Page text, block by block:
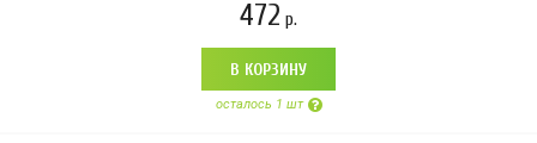
472 р.
В КОРЗИНУ
осталось 1 шт